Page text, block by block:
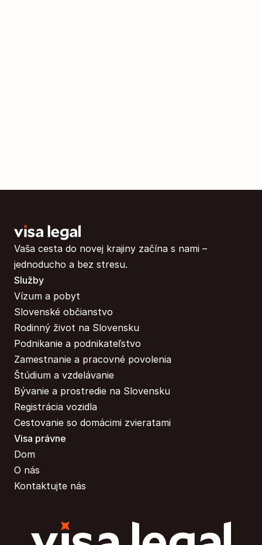
Vaša cesta do novej krajiny začína s nami –
jednoducho a bez stresu.
Služby
Vízum a pobyt
Slovenské občianstvo
Rodinný život na Slovensku
Podnikanie a podnikateľstvo
Zamestnanie a pracovné povolenia
Štúdium a vzdelávanie
Bývanie a prostredie na Slovensku
Registrácia vozidla
Cestovanie so domácimi zvieratami
Visa právne
Dom
O nás
Kontaktujte nás